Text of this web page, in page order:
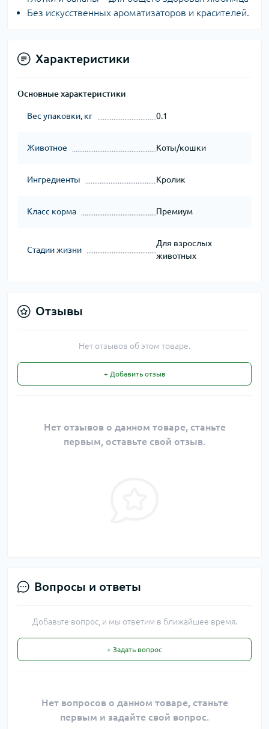
Без искусственных ароматизаторов и красителей.
Характеристики
Основные характеристики
Вес упаковки, кг 0.1
Животное Коты/кошки
Ингредиенты Кролик
Класс корма Премиум
Стадии жизни
Для взрослых
животных
Отзывы
Нет отзывов об этом товаре.
+ Добавить отзыв
Нет отзывов о данном товаре, станьте
первым, оставьте свой отзыв.
Вопросы и ответы
Добавьте вопрос, и мы ответим в ближайшее время.
+ Задать вопрос
Нет вопросов о данном товаре, станьте
первым и задайте свой вопрос.